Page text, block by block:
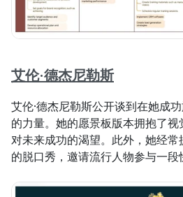
艾伦·德杰尼勒斯
艾伦·德杰尼勒斯公开谈到在她成
的力量。她的愿景板版本拥抱了
对未来成功的渴望。此外，她经
的脱口秀，邀请流行人物参与一段